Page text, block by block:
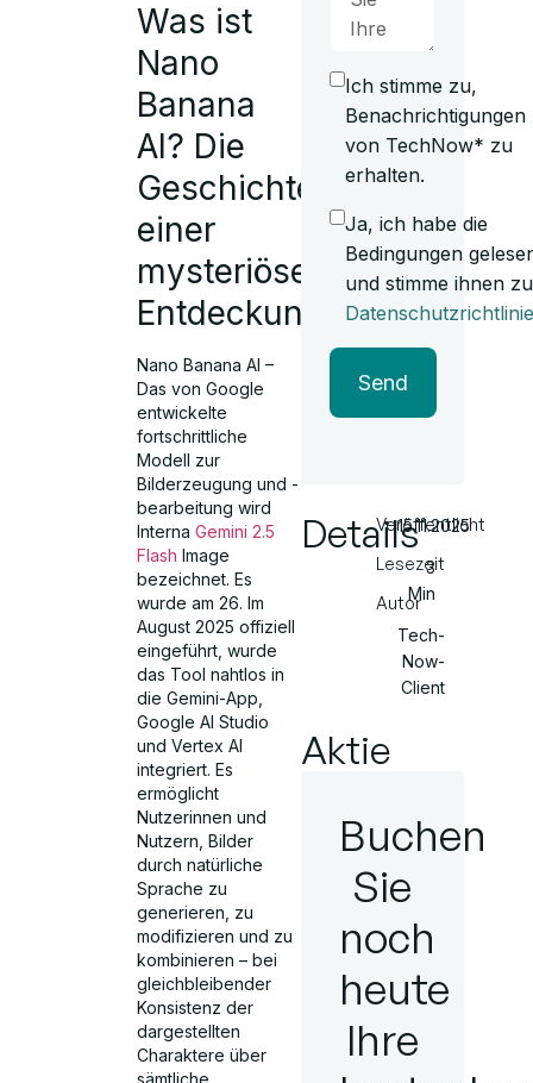
Was ist
Nano
Banana
AI? Die
Geschichte
einer
mysteriösen
Entdeckung
Nano Banana AI –
Das von Google
entwickelte
fortschrittliche
Modell zur
Bilderzeugung und -
bearbeitung wird
InternaGemini 2.5
Flash Image
bezeichnet. Es
wurde am 26. Im
August 2025 offiziell
eingeführt, wurde
das Tool nahtlos in
die Gemini-App,
Google AI Studio
und Vertex AI
integriert. Es
ermöglicht
Nutzerinnen und
Nutzern, Bilder
durch natürliche
Sprache zu
generieren, zu
modifizieren und zu
kombinieren – bei
gleichbleibender
Konsistenz der
dargestellten
Charaktere über
Ich stimme zu,
Benachrichtigungen
von TechNow* zu
erhalten.
Ja, ich habe die
Bedingungen
und stimme ihnen
Datenschutzrichtlinie
Send
DetailsVeröffentlicht
Lesezeit
Autor
15.11.2025
3
Min
Tech-
Now-
Client
Aktie
Buchen
Sie
noch
heute
Ihre